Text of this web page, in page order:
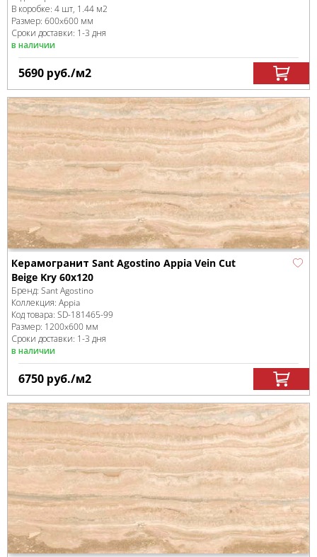
В коробке: 4 шт, 1.44 м2
Размер: 600x600 мм
Сроки доставки: 1-3 дня
в наличии
5690 руб./м2
Керамогранит Sant Agostino Appia Vein Cut
Beige Kry 60x120
Бренд: Sant Agostino
Коллекция: Appia
Код товара: SD-181465-99
Размер: 1200x600 мм
Сроки доставки: 1-3 дня
в наличии
6750 руб./м2